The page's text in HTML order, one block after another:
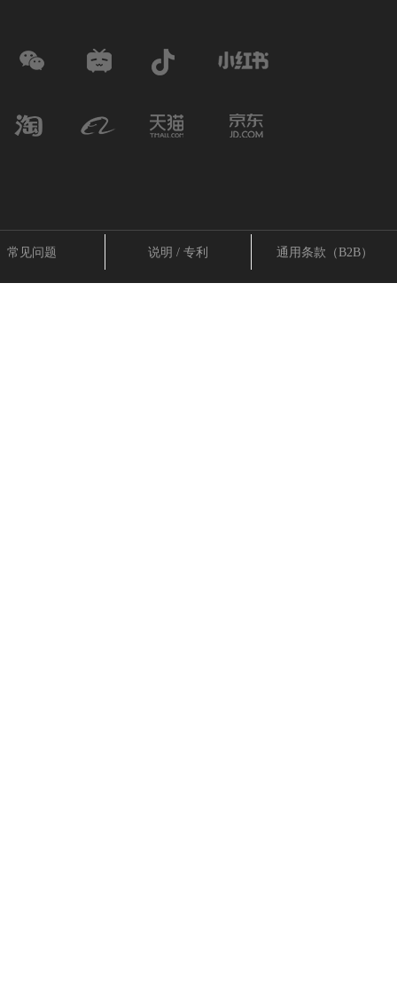
常见问题 说明 / 专利 通用条款（B2B）